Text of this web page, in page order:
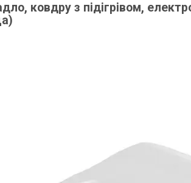
ковдру з підігрівом,